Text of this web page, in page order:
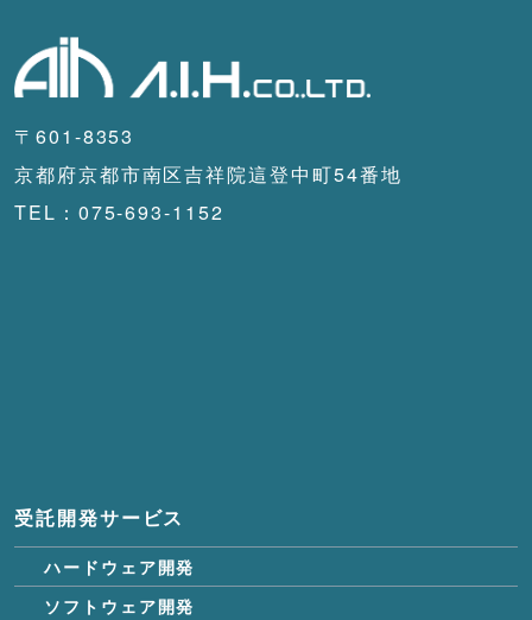
〒601-8353
京都府京都市南区吉祥院這登中町54番地
TEL：075-693-1152
受託開発サービス
ハードウェア開発
ソフトウェア開発